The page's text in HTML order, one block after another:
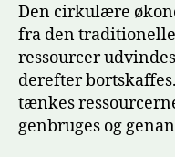
Den cirkulære
fra den
ressourcer
derefter
tænkes
genbruges og